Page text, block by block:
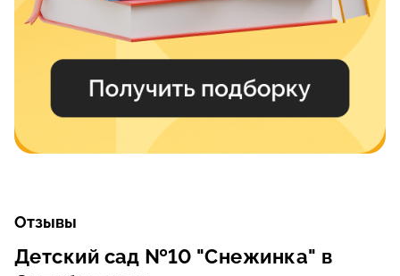
Отзывы
Детский сад №10 "Снежинка" в